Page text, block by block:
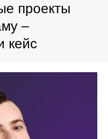
проекты
–
кейс